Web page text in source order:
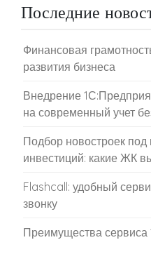
Последние
Финансовая
развития бизнеса
Внедрение
на современный учет
Подбор новостроек
инвестиций: какие ЖК
Flashcall: удобный
звонку
Преимущества сервиса